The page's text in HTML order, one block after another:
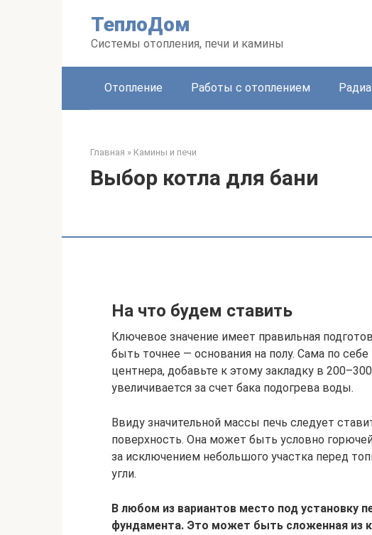
ТеплоДом
Системы отопления, печи и камины
Отопление Работы с отоплением
Главная » Камины и печи
Выбор котла для бани
На что будем ставить
Ключевое значение имеет правильная
быть точнее — основания на полу. Сама по
центнера, добавьте к этому закладку в
увеличивается за счет бака подогрева воды.
Ввиду значительной массы печь следует
поверхность. Она может быть условно
за исключением небольшого участка перед
угли.
В любом из вариантов место под установку
фундамента. Это может быть сложенная из